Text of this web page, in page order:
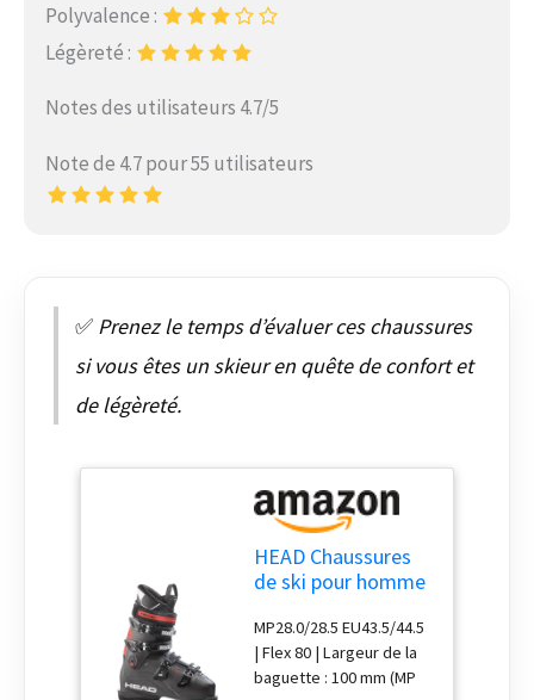
Polyvalence :
Légèreté :
Notes des utilisateurs 4.7/5
Note de 4.7 pour 55 utilisateurs
✅ Prenez le temps d’évaluer ces chaussures
si vous êtes un skieur en quête de confort et
de légèreté.
HEAD Chaussures
de ski pour homme
alpin - Bottes de
ski alpin Edge LYT
RX HV -
MP28.0/28.5 EU43.5/44.5
| Flex 80 | Largeur de la
baguette : 100 mm (MP